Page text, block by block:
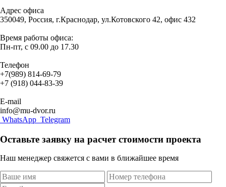
Адрес офиса
350049, Россия, г.Краснодар, ул.Котовского 42, офис 432
Время работы офиса:
Пн-пт, с 09.00 до 17.30
Телефон
+7(989) 814-69-79
+7 (918) 044-83-39
E-mail
info@mu-dvor.ru
WhatsApp Telegram
Оставьте заявку на расчет стоимости проекта
Наш менеджер свяжется с вами в ближайшее время